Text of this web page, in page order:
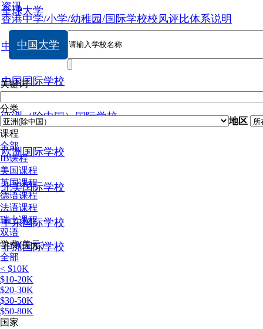
香港中学/小学/幼稚园/国际学校校风评比体系说明
全球大学
中国大学
中国国际学校
亚洲（除中国）国际学校
欧洲国际学校
北美国际学校
中东国际学校
非洲国际学校
资讯
中国大学
关键词
分类
地区
课程
全部
IB课程
美国课程
英国课程
德语课程
法语课程
瑞士课程
双语
学费(美元）
全部
< $10K
$10-20K
$20-30K
$30-50K
$50-80K
国家